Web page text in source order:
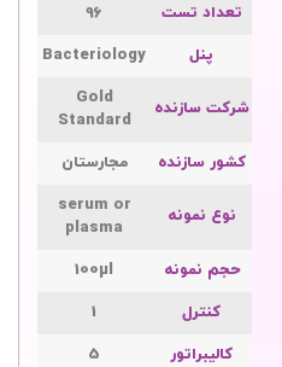
تعداد تست
96
پنل
Bacteriology
شرکت سازنده
Gold
Standard
کشور سازنده
مجارستان
نوع نمونه
serum or
plasma
حجم نمونه
100µl
کنترل
1
کالیبراتور
5